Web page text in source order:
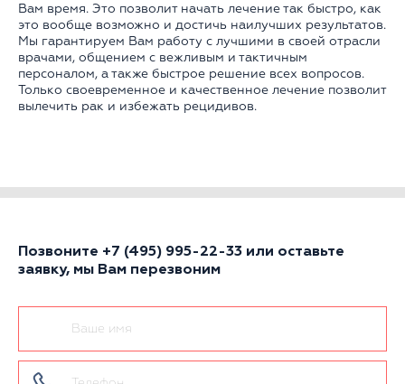
Вам время. Это позволит начать лечение так быстро, как
это вообще возможно и достичь наилучших результатов.
Мы гарантируем Вам работу с лучшими в своей отрасли
врачами, общением с вежливым и тактичным
персоналом, а также быстрое решение всех вопросов.
Только своевременное и качественное лечение позволит
вылечить рак и избежать рецидивов.
Позвоните +7 (495) 995-22-33 или оставьте
заявку, мы Вам перезвоним